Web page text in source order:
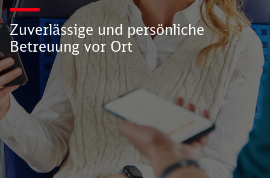
Zuverlässige und persönliche
Betreuung vor Ort